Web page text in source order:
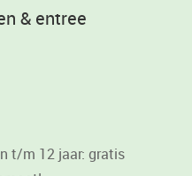
& entree
t/m 12 jaar: gratis